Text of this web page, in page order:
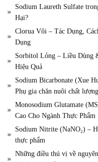
Sodium Laureth Sulfate
Hại?
Clorua Vôi – Tác Dụng,
Dụng
Sorbitol Lỏng – Liều Dùng
Hiệu Quả
Sodium Bicarbonate (Xue
Phụ gia chăn nuôi chất
Monosodium Glutamate
Cao Cho Ngành Thực Phẩm
Sodium Nitrite (NaNO₂) –
thực phẩm
Những điều thú vị về